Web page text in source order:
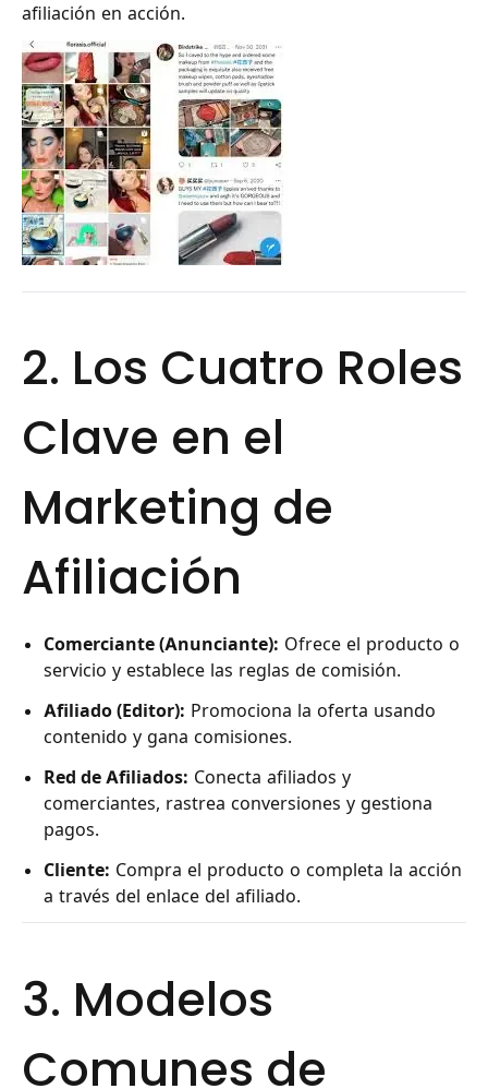
afiliación en acción.
2. Los Cuatro Roles
Clave en el
Marketing de
Afiliación
Comerciante (Anunciante): Ofrece el producto o
servicio y establece las reglas de comisión.
Afiliado (Editor): Promociona la oferta usando
contenido y gana comisiones.
Red de Afiliados: Conecta afiliados y
comerciantes, rastrea conversiones y gestiona
pagos.
Cliente: Compra el producto o completa la acción
a través del enlace del afiliado.
3. Modelos
Comunes de